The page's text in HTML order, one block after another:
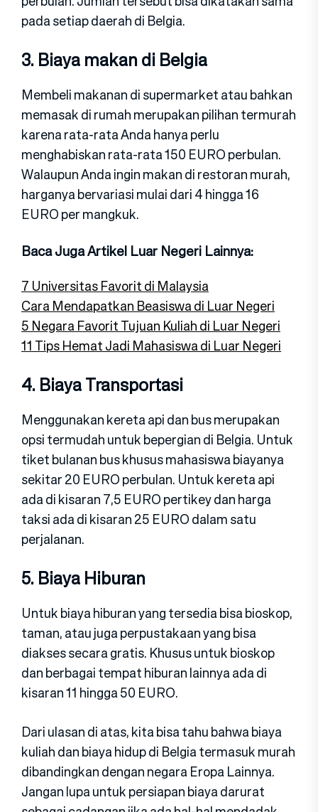
pada setiap daerah di Belgia.
3. Biaya makan di Belgia
Membeli makanan di supermarket atau bahkan
memasak di rumah merupakan pilihan termurah
karena rata-rata Anda hanya perlu
menghabiskan rata-rata 150 EURO perbulan.
Walaupun Anda ingin makan di restoran murah,
harganya bervariasi mulai dari 4 hingga 16
EURO per mangkuk.
Baca Juga Artikel Luar Negeri Lainnya:
7 Universitas Favorit di Malaysia
Cara Mendapatkan Beasiswa di Luar Negeri
5 Negara Favorit Tujuan Kuliah di Luar Negeri
11 Tips Hemat Jadi Mahasiswa di Luar Negeri
4. Biaya Transportasi
Menggunakan kereta api dan bus merupakan
opsi termudah untuk bepergian di Belgia. Untuk
tiket bulanan bus khusus mahasiswa biayanya
sekitar 20 EURO perbulan. Untuk kereta api
ada di kisaran 7,5 EURO pertikey dan harga
taksi ada di kisaran 25 EURO dalam satu
perjalanan.
5. Biaya Hiburan
Untuk biaya hiburan yang tersedia bisa bioskop,
taman, atau juga perpustakaan yang bisa
diakses secara gratis. Khusus untuk bioskop
dan berbagai tempat hiburan lainnya ada di
kisaran 11 hingga 50 EURO.
Dari ulasan di atas, kita bisa tahu bahwa biaya
kuliah dan biaya hidup di Belgia termasuk murah
dibandingkan dengan negara Eropa Lainnya.
Jangan lupa untuk persiapan biaya darurat